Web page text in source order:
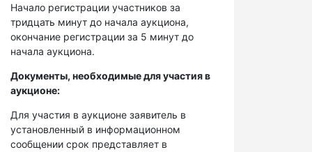
Начало регистрации участников за
тридцать минут до начала аукциона,
окончание регистрации за 5 минут до
начала аукциона.
Документы, необходимые для участия в
аукционе:
Для участия в аукционе заявитель в
установленный в информационном
сообщении срок представляет в